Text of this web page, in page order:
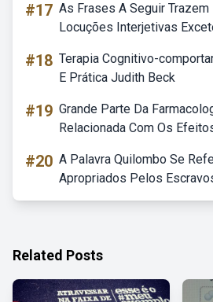
#17 As Frases A Seguir
Locuções Interjetivas
#18 Terapia Cognitivo-
E Prática Judith Beck
#19 Grande Parte Da
Relacionada Com Os
#20 A Palavra Quilombo Se
Apropriados Pelos
Related Posts